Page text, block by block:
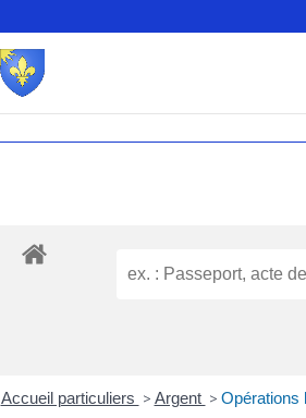
Accueil particuliers > Argent > Opérations